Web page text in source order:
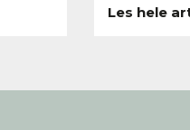
Les hele